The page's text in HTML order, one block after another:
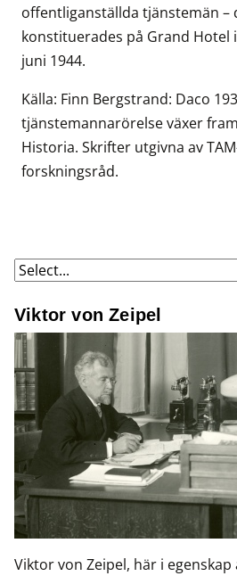
Viktor von Zeipel
Viktor von Zeipel, här i
offentliganställda tjänstemän –
konstituerades på Grand Hotel
juni 1944.
Källa: Finn Bergstrand: Daco
tjänstemannarörelse växer
Historia. Skrifter utgivna av
forskningsråd.